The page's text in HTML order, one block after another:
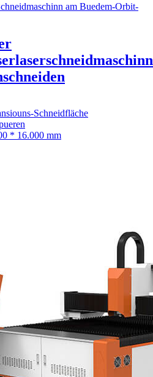
am Buedem-Orbit-
Schneidfläche
* 16.000 mm